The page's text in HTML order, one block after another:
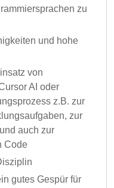
zu
und hohe
von
AI oder
z.B. zur
zur
auch zur
Code
gutes Gespür für